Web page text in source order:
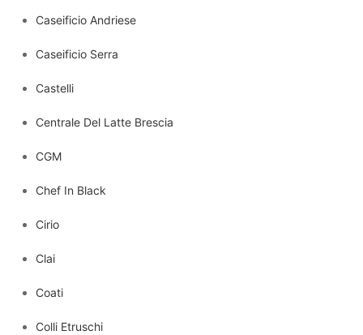
Caseificio Andriese
Caseificio Serra
Castelli
Centrale Del Latte Brescia
CGM
Chef In Black
Cirio
Clai
Coati
Colli Etruschi